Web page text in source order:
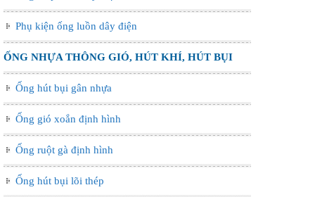
Phụ kiện ống luồn dây điện
ỐNG NHỰA THÔNG GIÓ, HÚT KHÍ, HÚT BỤI
Ống hút bụi gân nhựa
Ống gió xoắn định hình
Ống ruột gà định hình
Ống hút bụi lõi thép